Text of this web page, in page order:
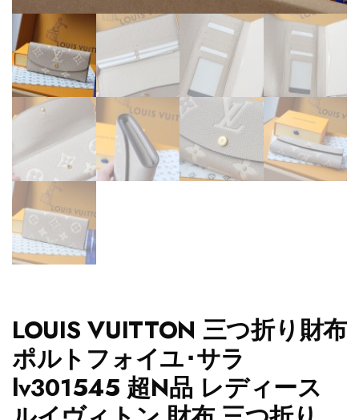
LOUIS VUITTON 三つ折り財布
ポルトフォイユ･サラ
lv301545 超N品 レディース